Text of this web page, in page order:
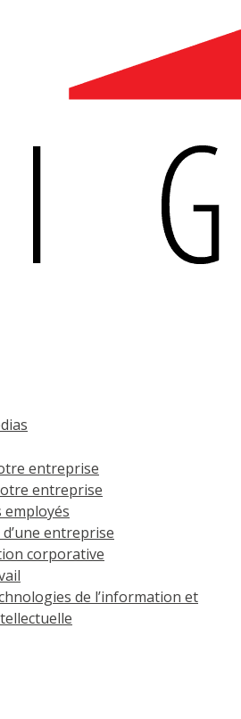
entreprise
entreprise
employés
entreprise
corporative
de l’information et